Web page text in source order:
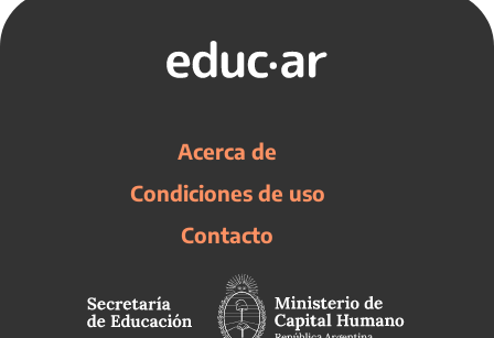
Acerca de
Condiciones de uso
Contacto